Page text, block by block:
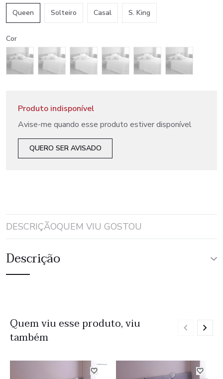
Queen
Solteiro Casal S. King
Cor
Produto indisponível
Avise-me quando esse produto estiver disponível
QUERO SER AVISADO
DESCRIÇÃOQUEM VIU GOSTOU
Descrição
Quem viu esse produto, viu
também